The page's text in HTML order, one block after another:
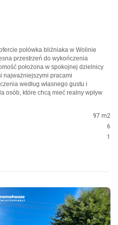
połówka bliźniaka w Wolinie
przestrzeń do wykończenia
położona w spokojnej dzielnicy
najważniejszymi pracami
według własnego gustu i
osób, które chcą mieć realny wpływ
97 m2
6
1